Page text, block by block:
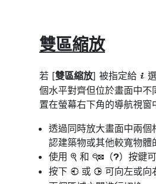
雙區縮放
若 [雙區縮放] 被指定給 i
個水平對齊但位於畫面中
置在螢幕右下角的導航視窗
透過同時放大畫面中兩個
認建築物或其他較寬物體
使用 X 和 W （Q）按鍵
按下 4 或 2 可向左或向